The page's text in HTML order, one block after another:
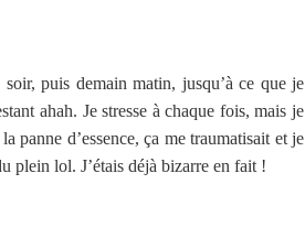
puis demain matin, jusqu’à ce que je
ahah. Je stresse à chaque fois, mais je
panne d’essence, ça me traumatisait et je
plein lol. J’étais déjà bizarre en fait !